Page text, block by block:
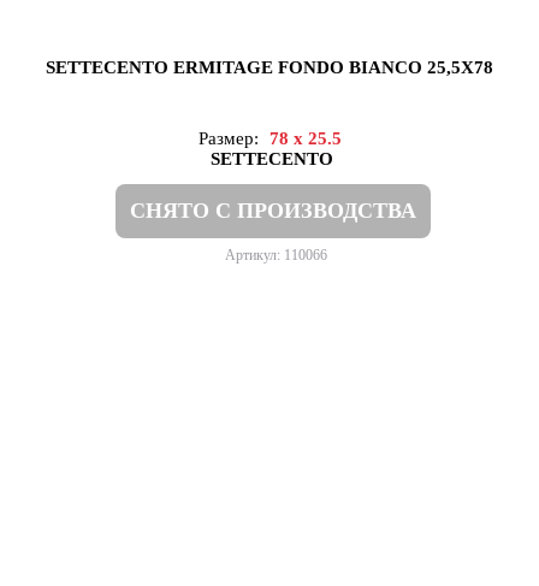
SETTECENTO ERMITAGE FONDO BIANCO 25,5X78
Размер:
78 x 25.5
SETTECENTO
СНЯТО С ПРОИЗВОДСТВА
Артикул: 110066